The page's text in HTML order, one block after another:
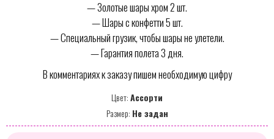
— Золотые шары хром 2 шт.
— Шары с конфетти 5 шт.
— Специальный грузик, чтобы шары не улетели.
— Гарантия полета 3 дня.
В комментариях к заказу пишем необходимую цифру
Цвет:Ассорти
Размер: Не задан